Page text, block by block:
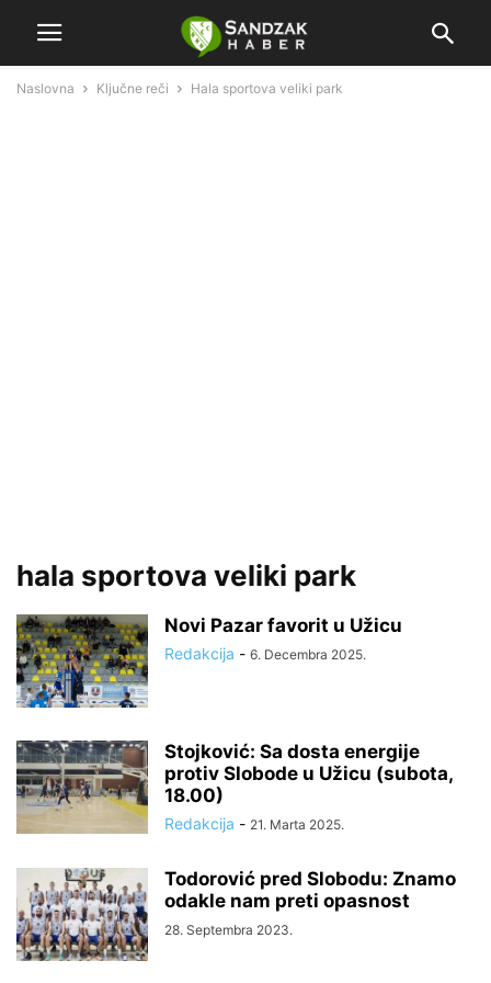
Naslovna Ključne reči Hala sportova veliki park
hala sportova veliki park
Novi Pazar favorit u Užicu
Redakcija - 6. Decembra 2025.
Stojković: Sa dosta energije
protiv Slobode u Užicu (subota,
18.00)
Redakcija - 21. Marta 2025.
Todorović pred Slobodu: Znamo
odakle nam preti opasnost
28. Septembra 2023.